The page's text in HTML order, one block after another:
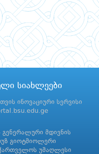
სიახლეები
ინოვაციური სერვისი
გენერალური მდივნის
გიოტმიოლერი
უმაღლესი